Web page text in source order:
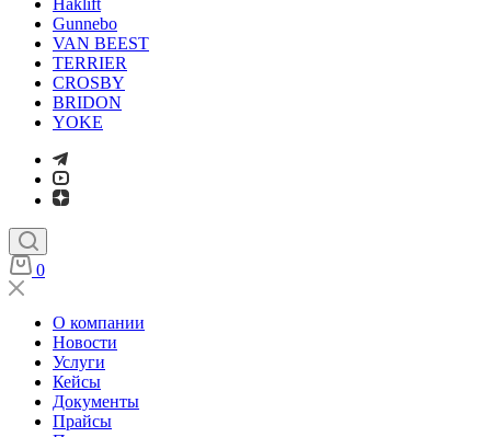
Haklift
Gunnebo
VAN BEEST
TERRIER
CROSBY
BRIDON
YOKE
0
О компании
Новости
Услуги
Кейсы
Документы
Прайсы